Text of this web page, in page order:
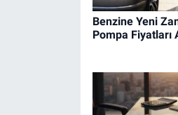
Benzine Yeni
Pompa Fiyatları